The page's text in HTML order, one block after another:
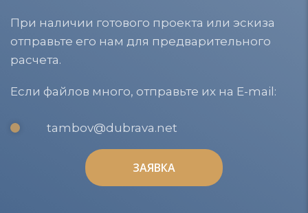
При наличии готового проекта или эскиза
отправьте его нам для предварительного
расчета.
Если файлов много, отправьте их на E-mail:
tambov@dubrava.net
ЗАЯВКА
ЗАЯВКА